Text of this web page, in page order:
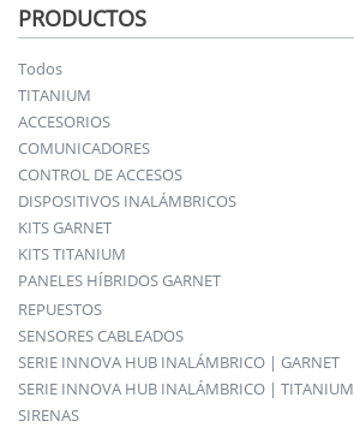
PRODUCTOS
Todos
TITANIUM
ACCESORIOS
COMUNICADORES
CONTROL DE ACCESOS
DISPOSITIVOS INALÁMBRICOS
KITS GARNET
KITS TITANIUM
PANELES HÍBRIDOS GARNET
REPUESTOS
SENSORES CABLEADOS
SERIE INNOVA HUB INALÁMBRICO | GARNET
SERIE INNOVA HUB INALÁMBRICO | TITANIUM
SIRENAS